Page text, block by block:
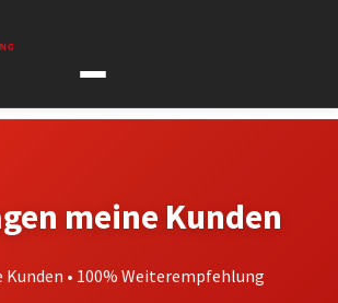
meine Kunden
Kunden • 100% Weiterempfehlung